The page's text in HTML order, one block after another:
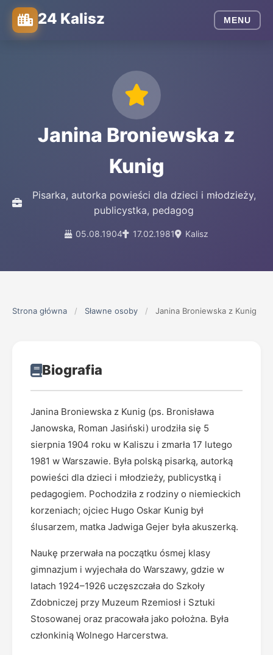
24 Kalisz MENU
Janina Broniewska z
Kunig
Pisarka, autorka powieści dla dzieci i młodzieży,
publicystka, pedagog
05.08.1904 17.02.1981 Kalisz
Strona główna / Sławne osoby / Janina Broniewska z Kunig
Biografia
Janina Broniewska z Kunig (ps. Bronisława
Janowska, Roman Jasiński) urodziła się 5
sierpnia 1904 roku w Kaliszu i zmarła 17 lutego
1981 w Warszawie. Była polską pisarką, autorką
powieści dla dzieci i młodzieży, publicystką i
pedagogiem. Pochodziła z rodziny o niemieckich
korzeniach; ojciec Hugo Oskar Kunig był
ślusarzem, matka Jadwiga Gejer była akuszerką.
Naukę przerwała na początku ósmej klasy
gimnazjum i wyjechała do Warszawy, gdzie w
latach 1924–1926 uczęszczała do Szkoły
Zdobniczej przy Muzeum Rzemiosł i Sztuki
Stosowanej oraz pracowała jako położna. Była
członkinią Wolnego Harcerstwa.